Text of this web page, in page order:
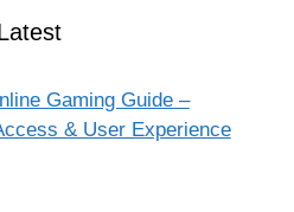
Gaming Guide –
& User Experience